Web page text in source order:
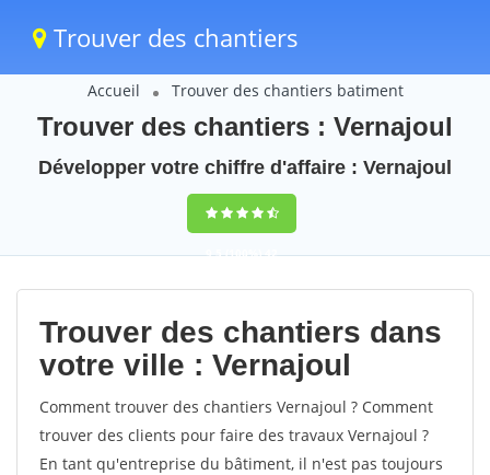
Trouver des chantiers
Accueil Trouver des chantiers batiment
Trouver des chantiers : Vernajoul
Développer votre chiffre d'affaire : Vernajoul
9,5(100%)42
votes
Trouver des chantiers dans
votre ville : Vernajoul
Comment trouver des chantiers Vernajoul ? Comment
trouver des clients pour faire des travaux Vernajoul ?
En tant qu'entreprise du bâtiment, il n'est pas toujours